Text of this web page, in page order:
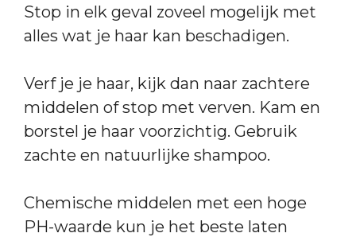
Stop in elk geval zoveel mogelijk met
alles wat je haar kan beschadigen.
Verf je je haar, kijk dan naar zachtere
middelen of stop met verven. Kam en
borstel je haar voorzichtig. Gebruik
zachte en natuurlijke shampoo.
Chemische middelen met een hoge
PH-waarde kun je het beste laten